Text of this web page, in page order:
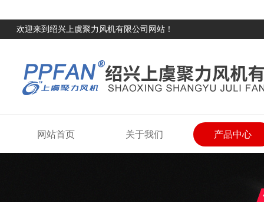
欢迎来到绍兴上虞聚力风机有限公司网站！
网站首页 关于我们 产品中心